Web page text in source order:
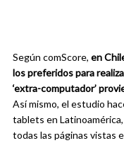
Según comScore, en
los preferidos para
‘extra-computador’
Así mismo, el estudio
tablets en
todas las páginas vistas